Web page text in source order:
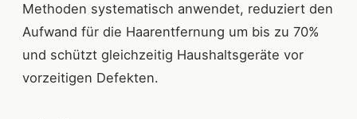
Methoden systematisch anwendet, reduziert den
Aufwand für die Haarentfernung um bis zu 70%
und schützt gleichzeitig Haushaltsgeräte vor
vorzeitigen Defekten.